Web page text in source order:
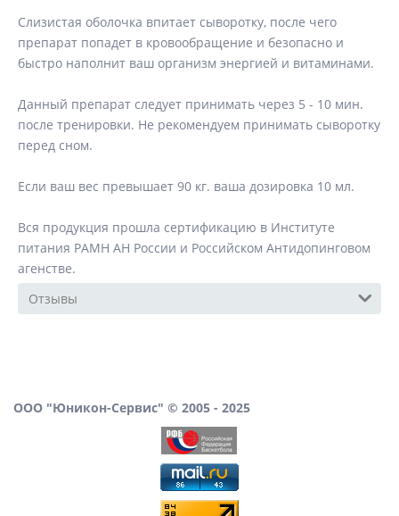
Слизистая оболочка впитает сыворотку, после чего
препарат попадет в кровообращение и безопасно и
быстро наполнит ваш организм энергией и витаминами.
Данный препарат следует принимать через 5 - 10 мин.
после тренировки. Не рекомендуем принимать сыворотку
перед сном.
Если ваш вес превышает 90 кг. ваша дозировка 10 мл.
Вся продукция прошла сертификацию в Институте
питания РАМН АН России и Российском Антидопинговом
агенстве.
Отзывы
ООО "Юникон-Сервис" © 2005 - 2025